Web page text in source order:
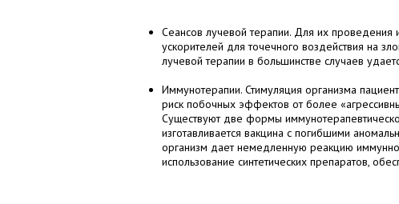
Сеансов лучевой терапии. Для их
ускорителей для точечного воздействия на
лучевой терапии в большинстве случаев
Иммунотерапии. Стимуляция организма
риск побочных эффектов от более
Существуют две формы
изготавливается вакцина с погибшими
организм дает немедленную реакцию
использование синтетических препаратов,